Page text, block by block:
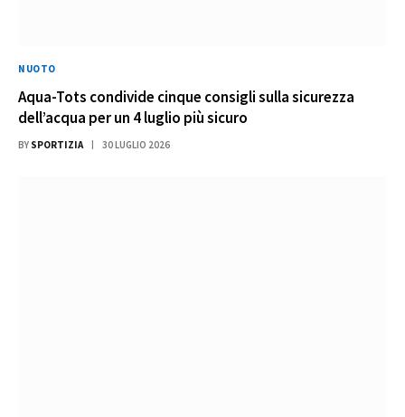
NUOTO
Aqua-Tots condivide cinque consigli sulla sicurezza
dell’acqua per un 4 luglio più sicuro
BY SPORTIZIA 30 LUGLIO 2026